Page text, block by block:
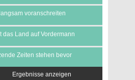
voranschreiten
das Land auf Vordermann
Zeiten stehen bevor
Ergebnisse anzeigen